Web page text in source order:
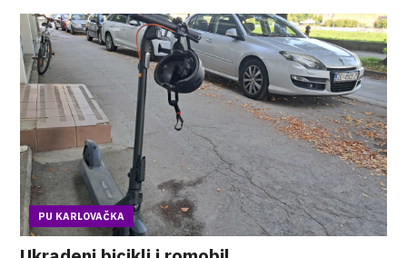
PU KARLOVAČKA